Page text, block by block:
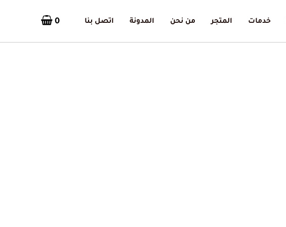
خدمات المتجر من نحن المدونة اتصل بنا 0